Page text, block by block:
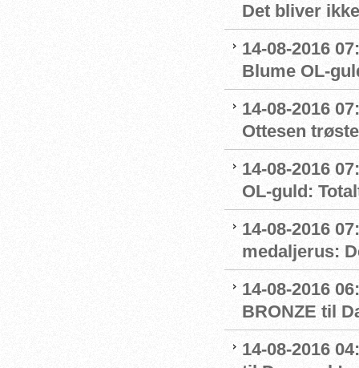
Det bliver
14-08-2016
Blume OL-
14-08-2016
Ottesen
14-08-2016
OL-guld:
14-08-2016
medaljerus:
14-08-2016
BRONZE til
14-08-2016